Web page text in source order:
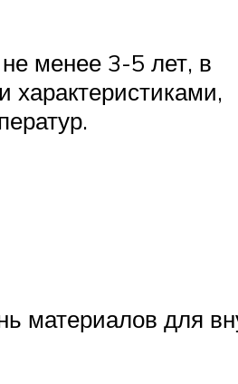
менее 3-5 лет, в
материалов для